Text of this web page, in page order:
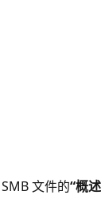
文件的“概